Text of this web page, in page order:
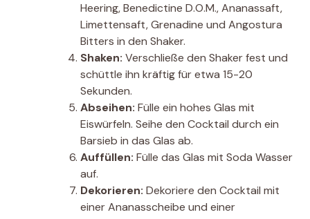
Heering, Benedictine D.O.M., Ananassaft,
Limettensaft, Grenadine und Angostura
Bitters in den Shaker.
Shaken: Verschließe den Shaker fest und
schüttle ihn kräftig für etwa 15-20
Sekunden.
Abseihen: Fülle ein hohes Glas mit
Eiswürfeln. Seihe den Cocktail durch ein
Barsieb in das Glas ab.
Auffüllen: Fülle das Glas mit Soda Wasser
auf.
Dekorieren: Dekoriere den Cocktail mit
einer Ananasscheibe und einer